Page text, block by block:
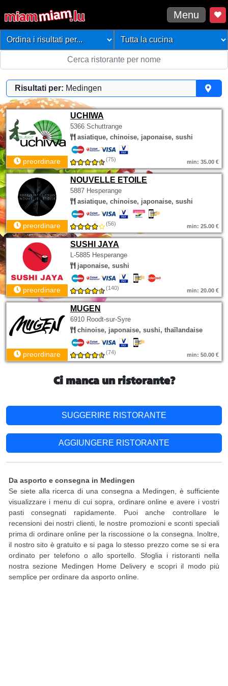
Menu
Risultati per: Medingen
UCHIWA
5366 Schuttrange
asiatique, chinoise, japonaise, sushi
preordinare (75) min: 35.00 €
NOUVELLE ETOILE
5887 Hesperange
asiatique, chinoise, japonaise, sushi
preordinare (56) min: 25.00 €
SUSHI JAYA
L-5885 Hesperange
japonaise, sushi
preordinare (140) min: 20.00 €
MUGEN
6910 Roodt-sur-Syre
chinoise, japonaise, sushi, thaïlandaise
preordinare (74) min: 50.00 €
Ci manca un ristorante?
SUGGERIRE RISTORANTE
AGGIUNGERE RISTORANTE
Da asporto e consegna in Medingen
Se siete alla ricerca di una consegna a Medingen, è sufficiente
visualizzare i menu di cui sopra, ordinare online e avere i vostri
pasti consegnati rapidamente. Puoi anche controllare le
recensioni dei nostri clienti, le nostre promozioni e sconti speciali
prima di ordinare online per la riscossione o la consegna. Inoltre,
il nostro sito è gratuito e si paga lo stesso prezzo come se si era
ordinato per telefono o allo sportello. Sfoglia i ristoranti nella
nostra sezione Medingen Home Delivery e scopri il modo più
semplice per ordinare da asporto online.